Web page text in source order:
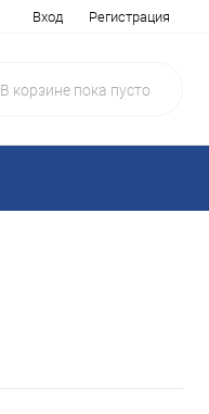
Вход Регистрация
В корзине пока пусто